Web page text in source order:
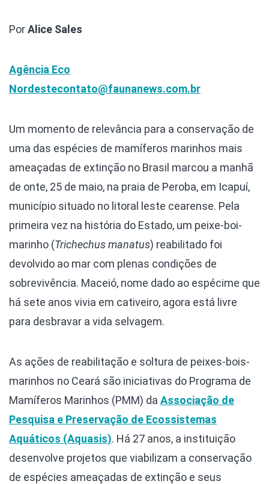
PorAlice Sales
Agência Eco
Nordestecontato@faunanews.com.br
Um momento de relevância para a conservação de
uma das espécies de mamíferos marinhos mais
ameaçadas de extinção no Brasil marcou a manhã
de onte, 25 de maio, na praia de Peroba, em Icapuí,
município situado no litoral leste cearense. Pela
primeira vez na história do Estado, um peixe-boi-
marinho (Trichechus manatus) reabilitado foi
devolvido ao mar com plenas condições de
sobrevivência. Maceió, nome dado ao espécime que
há sete anos vivia em cativeiro, agora está livre
para desbravar a vida selvagem.
As ações de reabilitação e soltura de peixes-bois-
marinhos no Ceará são iniciativas do Programa de
Mamíferos Marinhos (PMM) da Associação de
Pesquisa e Preservação de Ecossistemas
Aquáticos (Aquasis). Há 27 anos, a instituição
desenvolve projetos que viabilizam a conservação
de espécies ameaçadas de extinção e seus